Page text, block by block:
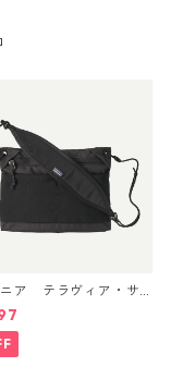
ニア テラヴィア・サ
3L (カラー Black)
Terravia Sacoche
日本正規品 製品番号